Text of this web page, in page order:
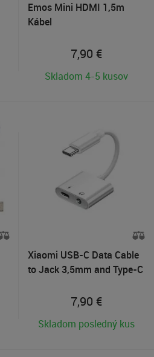
Emos Mini HDMI 1,5m
Kábel
7,90 €
Skladom 4-5 kusov
Xiaomi USB-C Data Cable
to Jack 3,5mm and Type-C
7,90 €
Skladom posledný kus